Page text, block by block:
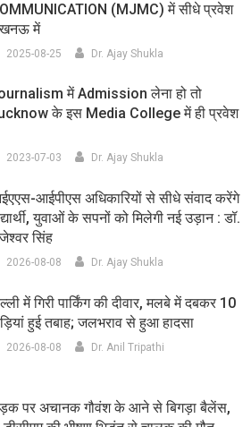
(MJMC) में सीधे प्रवेश
में
2025-08-25 Dr. Ajay Shukla
में Admission लेना हो तो
के इस Media College में ही प्रवेश
2023-07-03 Dr. Ajay Shukla
आईपीएस अधिकारियों से सीधे संवाद करेंगे
युवाओं के सपनों को मिलेगी नई उड़ान : डॉ.
सिंह
2026-08-08 Dr. Ajay Shukla
में गिरी पार्किंग की दीवार, मलबे में दबकर 10
हुई तबाह; जलभराव से हुआ हादसा
2026-08-08 Dr. Anil Tripathi
पर अचानक गौवंश के आने से बिगड़ा बैलेंस,